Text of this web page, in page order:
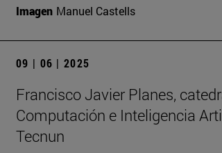
Imagen Manuel Castells
09 | 06 | 2025
Francisco Javier Planes,
Computación e Inteligencia
Tecnun